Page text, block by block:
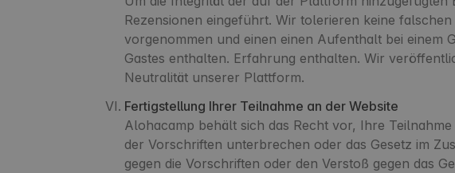
Rezensionen eingeführt. Wir tolerieren keine
vorgenommen und einen einen Aufenthalt bei einem
Gastes enthalten. Erfahrung enthalten. Wir
Neutralität unserer Plattform.
Fertigstellung Ihrer Teilnahme an der Website
Alohacamp behält sich das Recht vor, Ihre
der Vorschriften unterbrechen oder das Gesetz im
gegen die Vorschriften oder den Verstoß gegen das